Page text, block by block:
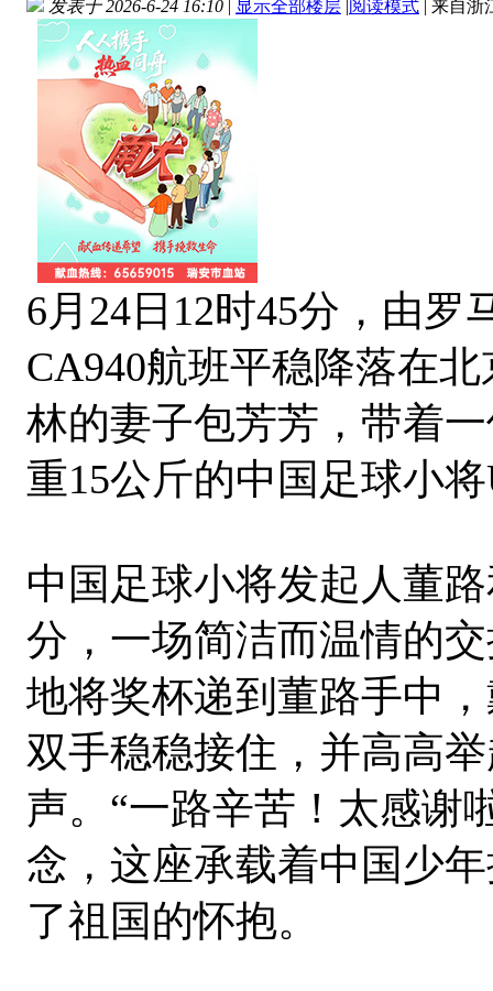
发表于 2026-6-24 16:10 | 显示全部楼层 |阅读模式 | 来自浙
6月24日12时45分，由
CA940航班平稳降落在
林的妻子包芳芳，带着
重15公斤的中国足球小
中国足球小将发起人董
分，一场简洁而温情的
地将奖杯递到董路手中
双手稳稳接住，并高高
声。“一路辛苦！太感谢
念，这座承载着中国少
了祖国的怀抱。